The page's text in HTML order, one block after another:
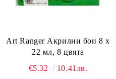
Art Ranger Акрилни бои 8 х
22 мл, 8 цвята
€5.32
10.41лв.